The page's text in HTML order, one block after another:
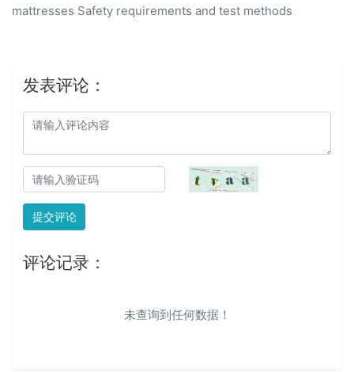
mattresses Safety requirements and test methods
发表评论：
提交评论
评论记录：
未查询到任何数据！